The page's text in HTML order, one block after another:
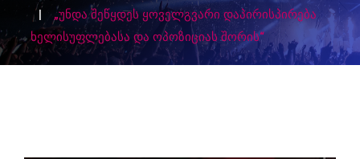
„უნდა შეწყდეს ყოველგვარი დაპირისპირება
ხელისუფლებასა და ოპოზიციას შორის“